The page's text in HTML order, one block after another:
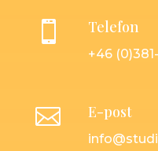
 Telefon
+46
 E-post